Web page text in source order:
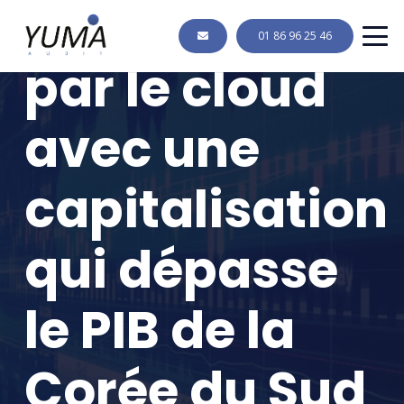
01 86 96 25 46
GAFA, porté
par le cloud
avec une
capitalisation
qui dépasse
le PIB de la